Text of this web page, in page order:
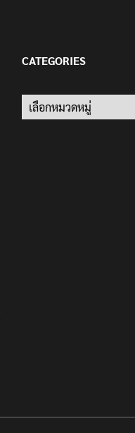
CATEGORIES
Categories